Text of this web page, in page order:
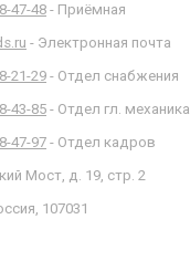
47-48 - Приёмная
- Электронная почта
21-29 - Отдел снабжения
43-85 - Отдел гл. механика
47-97 - Отдел кадров
Мост, д. 19, стр. 2
107031